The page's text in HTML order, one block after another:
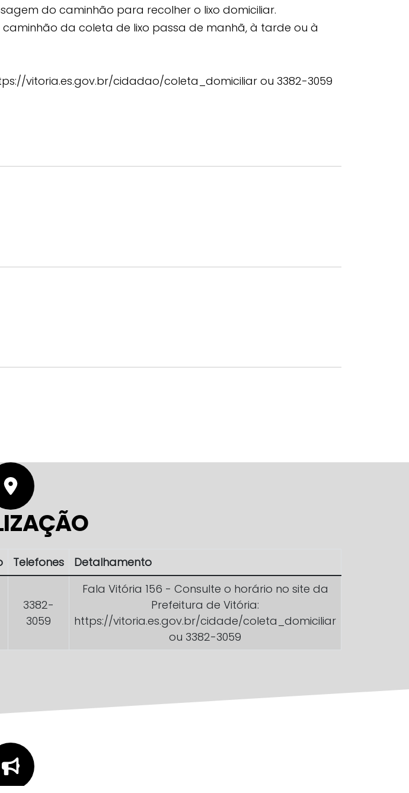
do caminhão para recolher o lixo domiciliar.
da coleta de lixo passa de manhã, à tarde ou à
vitoria.es.gov.br/cidadao/coleta_domiciliar ou 3382-3059
Telefones
Detalhamento
3382-
3059
Fala Vitória 156 - Consulte o horário no site da
Prefeitura de Vitória:
https://vitoria.es.gov.br/cidade/coleta_domiciliar
ou 3382-3059